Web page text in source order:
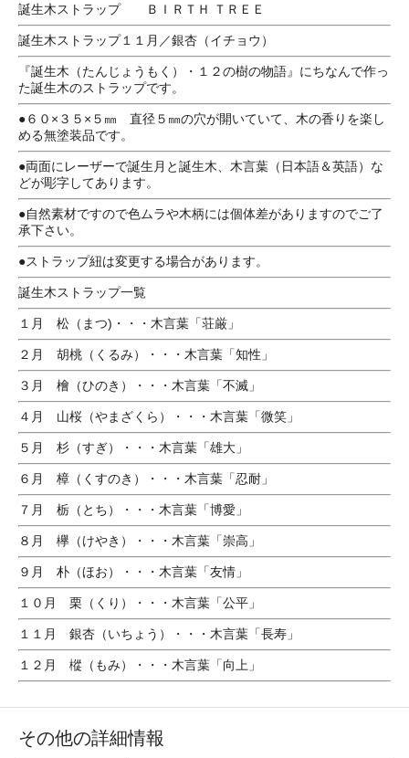
誕生木ストラップ ＢＩＲＴＨ ＴＲＥＥ
誕生木ストラップ１１月／銀杏（イチョウ）
『誕生木（たんじょうもく）・１２の樹の物語』にちなんで作っ
た誕生木のストラップです。
●６０×３５×５㎜ 直径５㎜の穴が開いていて、木の香りを楽し
める無塗装品です。
●両面にレーザーで誕生月と誕生木、木言葉（日本語＆英語）な
どが彫字してあります。
●自然素材ですので色ムラや木柄には個体差がありますのでご了
承下さい。
●ストラップ紐は変更する場合があります。
誕生木ストラップ一覧
１月 松（まつ)・・・木言葉「荘厳」
２月 胡桃（くるみ）・・・木言葉「知性」
３月 檜（ひのき）・・・木言葉「不滅」
４月 山桜（やまざくら）・・・木言葉「微笑」
５月 杉（すぎ）・・・木言葉「雄大」
６月 樟（くすのき）・・・木言葉「忍耐」
７月 栃（とち）・・・木言葉「博愛」
８月 欅（けやき）・・・木言葉「崇高」
９月 朴（ほお）・・・木言葉「友情」
１０月 栗（くり）・・・木言葉「公平」
１１月 銀杏（いちょう）・・・木言葉「長寿」
１２月 樅（もみ）・・・木言葉「向上」
その他の詳細情報